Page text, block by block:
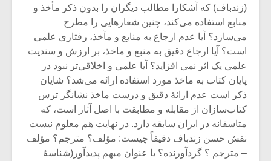
(زندباف) که آشکارا مطالب دیگران را بدون ذکر مأخذ و
منابع استفاده می‌کند، چنین شعارهایی را مطرح
می‌سازد؟ آیا عدم ارجاع به منابع و مآخذ، رفتاری علمی
است؟ آیا ارجاع دقیق به منبع و ماخذ، بر ارزش و سندیت
علمی یک اثر نمی افزاید؟ آیا علمی و اخلاقی‌تر نبود در
پایان کتاب به ماخذ مورد استفاده ارائه می‌شد؟ شایان
ذکر است عدم ارائۀ دقیق و درست ماخذ نشانگر ترس
کتاب‌سازان از مقابله و مطابقت با اصل آثار است، که
متاسفانه در ایران سابقه دارد. در نهایت هم معلوم نیست
نقش حسن زندباف دقیقاً چیست: مؤلف؟ مترجم؟ مؤلف
– مترجم ؟ گردآورنده؟ یا عنوان مبهم پدیدآور(شناسۀ